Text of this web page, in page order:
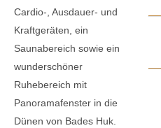
Cardio-, Ausdauer- und
Kraftgeräten, ein
Saunabereich sowie ein
wunderschöner
Ruhebereich mit
Panoramafenster in die
Dünen von Bades Huk.